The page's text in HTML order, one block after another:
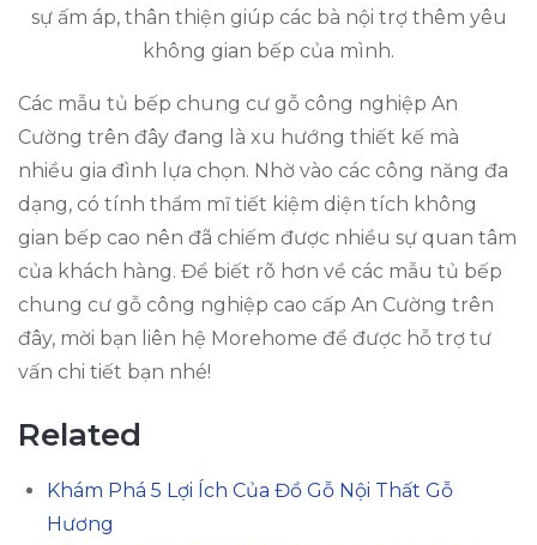
sự ấm áp, thân thiện giúp các bà nội trợ thêm yêu
không gian bếp của mình.
Các mẫu tủ bếp chung cư gỗ công nghiệp An
Cường trên đây đang là xu hướng thiết kế mà
nhiều gia đình lựa chọn. Nhờ vào các công năng đa
dạng, có tính thẩm mĩ tiết kiệm diện tích không
gian bếp cao nên đã chiếm được nhiều sự quan tâm
của khách hàng. Để biết rõ hơn về các mẫu tủ bếp
chung cư gỗ công nghiệp cao cấp An Cường trên
đây, mời bạn liên hệ Morehome để được hỗ trợ tư
vấn chi tiết bạn nhé!
Related
Khám Phá 5 Lợi Ích Của Đồ Gỗ Nội Thất Gỗ
Hương